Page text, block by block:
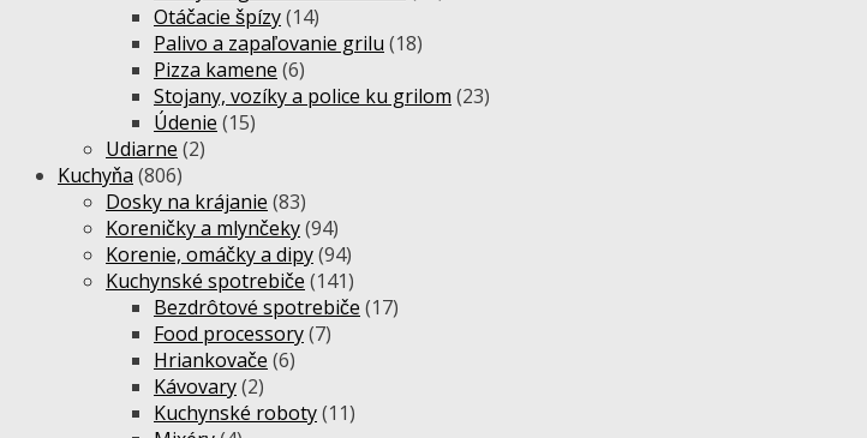
Otáčacie špízy(14)
Palivo a zapaľovanie grilu (18)
Pizza kamene (6)
Stojany, vozíky a police ku grilom (23)
Údenie (15)
Udiarne (2)
Kuchyňa (806)
Dosky na krájanie (83)
Koreničky a mlynčeky(94)
Korenie, omáčky a dipy(94)
Kuchynské spotrebiče (141)
Bezdrôtové spotrebiče (17)
Food processory(7)
Hriankovače (6)
Kávovary(2)
Kuchynské roboty(11)